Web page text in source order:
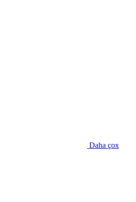
Daha çox